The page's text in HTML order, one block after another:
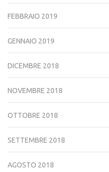
FEBBRAIO 2019
GENNAIO 2019
DICEMBRE 2018
NOVEMBRE 2018
OTTOBRE 2018
SETTEMBRE 2018
AGOSTO 2018